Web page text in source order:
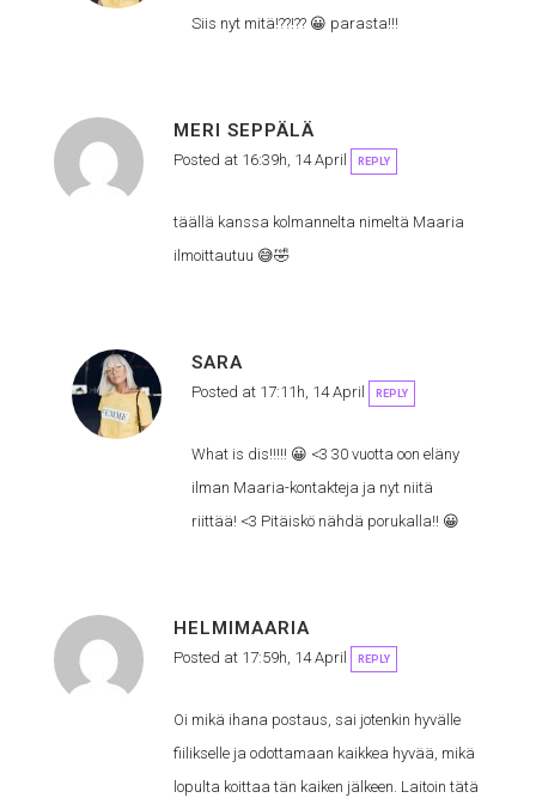
Siis nyt mitä!??!?? 😀 parasta!!!
MERI SEPPÄLÄ
Posted at 16:39h, 14 April REPLY
täällä kanssa kolmannelta nimeltä Maaria
ilmoittautuu 😅🤣
SARA
Posted at 17:11h, 14 April REPLY
What is dis!!!!! 😀 <3 30 vuotta oon eläny
ilman Maaria-kontakteja ja nyt niitä
riittää! <3 Pitäiskö nähdä porukalla!! 😀
HELMIMAARIA
Posted at 17:59h, 14 April REPLY
Oi mikä ihana postaus, sai jotenkin hyvälle
fiilikselle ja odottamaan kaikkea hyvää, mikä
lopulta koittaa tän kaiken jälkeen. Laitoin tätä